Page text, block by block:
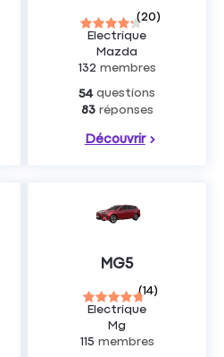
(20)
Electrique
Mazda
132 membres
54 questions
83 réponses
Découvrir
MG5
(14)
Electrique
Mg
115 membres